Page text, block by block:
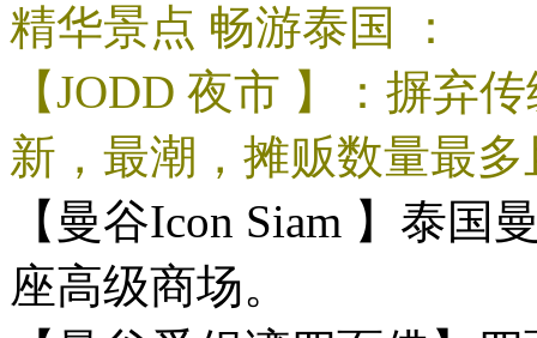
精华景点 畅游泰国 ：
【JODD 夜市 】：摒弃
新，最潮，摊贩数量最
【曼谷Icon Siam 】泰
座高级商场。